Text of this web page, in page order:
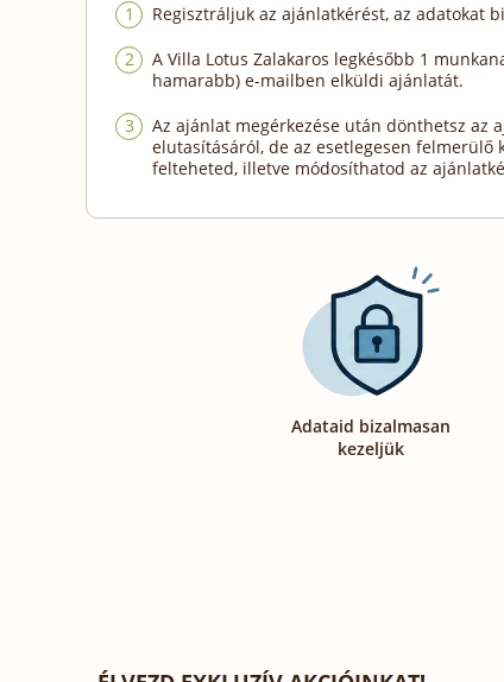
Regisztráljuk az ajánlatkérést, az adatokat
A Villa Lotus Zalakaros legkésőbb 1
hamarabb) e-mailben elküldi ajánlatát.
Az ajánlat megérkezése után dönthetsz az
elutasításáról, de az esetlegesen felmerülő
felteheted, illetve módosíthatod az
Adataid bizalmasan
kezeljük